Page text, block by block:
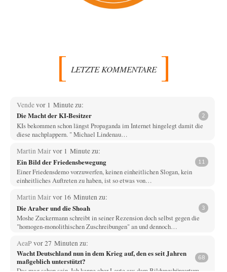
LETZTE KOMMENTARE
Vendevor 1 Minute zu:
Die Macht der KI-Besitzer 2
KIs bekommen schon längst Propaganda im Internet hingelegt damit die
diese nachplappern. " Michael Lindenau…
Martin Mairvor 1 Minute zu:
Ein Bild der Friedensbewegung 11
Einer Friedensdemo vorzuwerfen, keinen einheitlichen Slogan, kein
einheitliches Auftreten zu haben, ist so etwas von…
Martin Mairvor 16 Minuten zu:
Die Araber und die Shoah 3
Moshe Zuckermann schreibt in seiner Rezension doch selbst gegen die
"homogen-monolithischen Zuschreibungen" an und dennoch…
AeaPvor 27 Minuten zu:
Wacht Deutschland nun in dem Krieg auf, den es seit Jahren
maßgeblich unterstützt?
68